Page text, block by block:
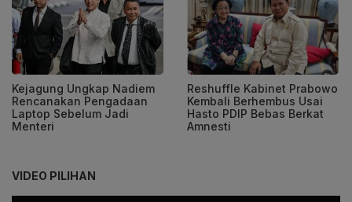
Kejagung Ungkap Nadiem
Rencanakan Pengadaan
Laptop Sebelum Jadi
Menteri
Reshuffle Kabinet Prabowo
Kembali Berhembus Usai
Hasto PDIP Bebas Berkat
Amnesti
VIDEO PILIHAN